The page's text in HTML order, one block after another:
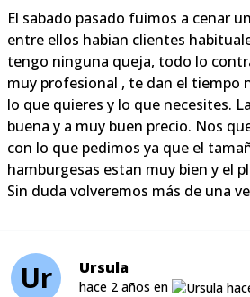
El sabado pasado fuimos a cenar
entre ellos habian clientes
tengo ninguna queja, todo lo
muy profesional , te dan el tiempo
lo que quieres y lo que necesites.
buena y a muy buen precio. Nos
con lo que pedimos ya que el
hamburgesas estan muy bien y el
Sin duda volveremos más de una
Ur Ursula
hace 2 años en